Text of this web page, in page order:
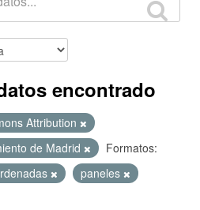
encontrado
Attribution
de Madrid
Formatos:
paneles